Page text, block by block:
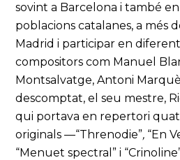
sovint a Barcelona i també
poblacions catalanes, a més
Madrid i participar en
compositors com Manuel
Montsalvatge, Antoni
descomptat, el seu mestre,
qui portava en repertori
originals —“Threnodie”, “En
“Menuet spectral” i